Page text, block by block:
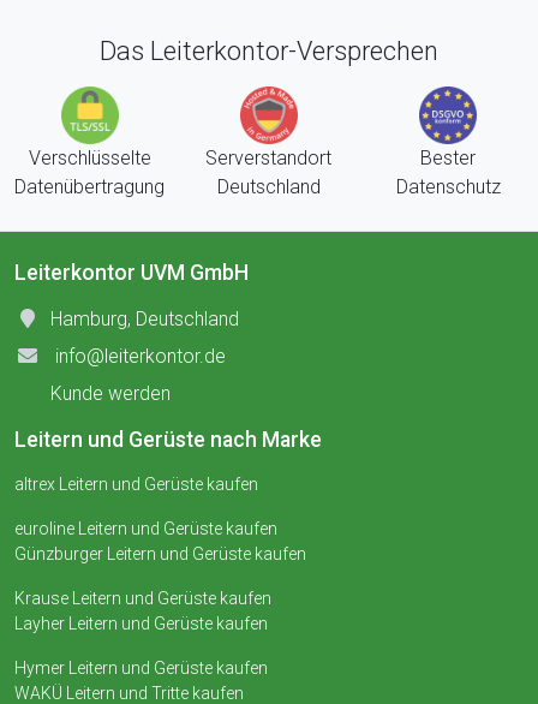
Das Leiterkontor-Versprechen
Verschlüsselte
Datenübertragung
Serverstandort
Deutschland
Bester
Datenschutz
Leiterkontor UVM GmbH
Hamburg, Deutschland
info@leiterkontor.de
Kunde werden
Leitern und Gerüste nach Marke
altrex Leitern und Gerüste kaufen
euroline Leitern und Gerüste kaufen
Günzburger Leitern und Gerüste kaufen
Krause Leitern und Gerüste kaufen
Layher Leitern und Gerüste kaufen
Hymer Leitern und Gerüste kaufen
WAKÜ Leitern und Tritte kaufen